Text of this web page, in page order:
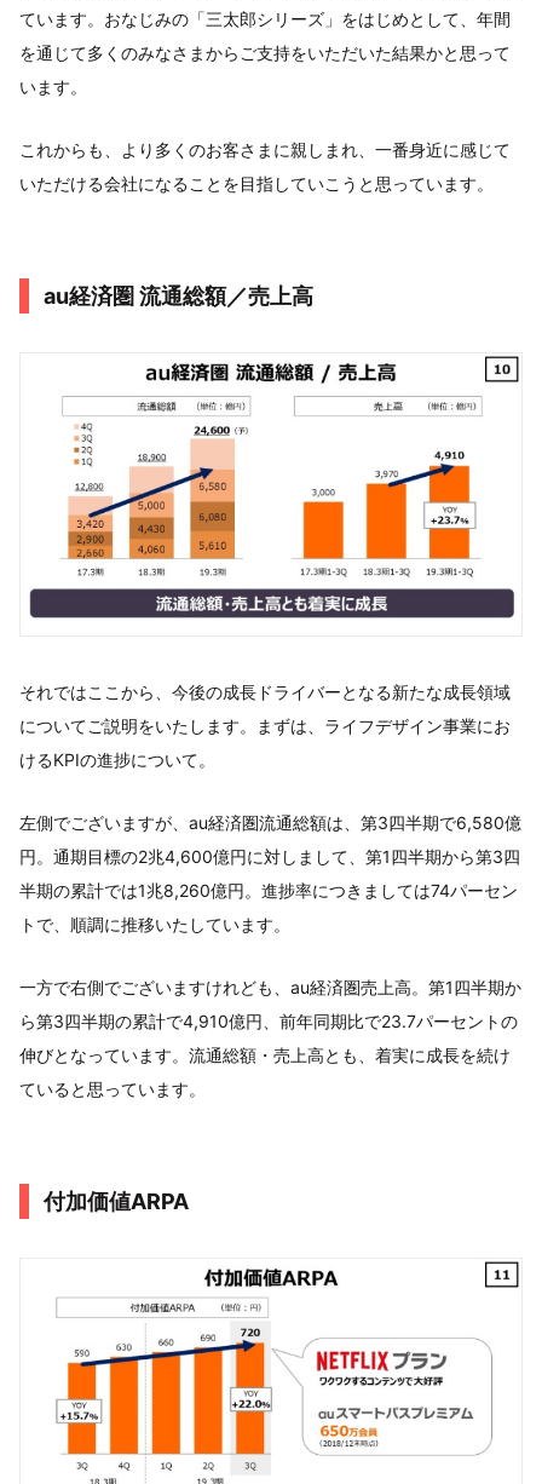
ています。おなじみの「三太郎シリーズ」をはじめとして、年間
を通じて多くのみなさまからご支持をいただいた結果かと思って
います。
これからも、より多くのお客さまに親しまれ、一番身近に感じて
いただける会社になることを目指していこうと思っています。
au経済圏 流通総額／売上高
それではここから、今後の成長ドライバーとなる新たな成長領域
についてご説明をいたします。まずは、ライフデザイン事業にお
けるKPIの進捗について。
左側でございますが、au経済圏流通総額は、第3四半期で6,580億
円。通期目標の2兆4,600億円に対しまして、第1四半期から第3四
半期の累計では1兆8,260億円。進捗率につきましては74パーセン
トで、順調に推移いたしています。
一方で右側でございますけれども、au経済圏売上高。第1四半期か
ら第3四半期の累計で4,910億円、前年同期比で23.7パーセントの
伸びとなっています。流通総額・売上高とも、着実に成長を続け
ていると思っています。
付加価値ARPA